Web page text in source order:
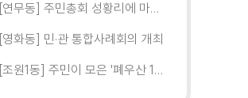
[연무동] 주민총회 성황리에 마무리
[영화동] 민·관 통합사례회의 개최
[조원1동] 주민이 모은 '폐우산 100개' 수원여대에 1차 전달